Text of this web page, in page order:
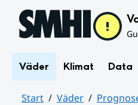
Hoppa till sidans innehåll
Väder Klimat Data
Start Väder